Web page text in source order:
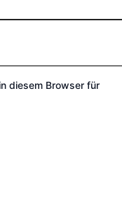
diesem Browser für